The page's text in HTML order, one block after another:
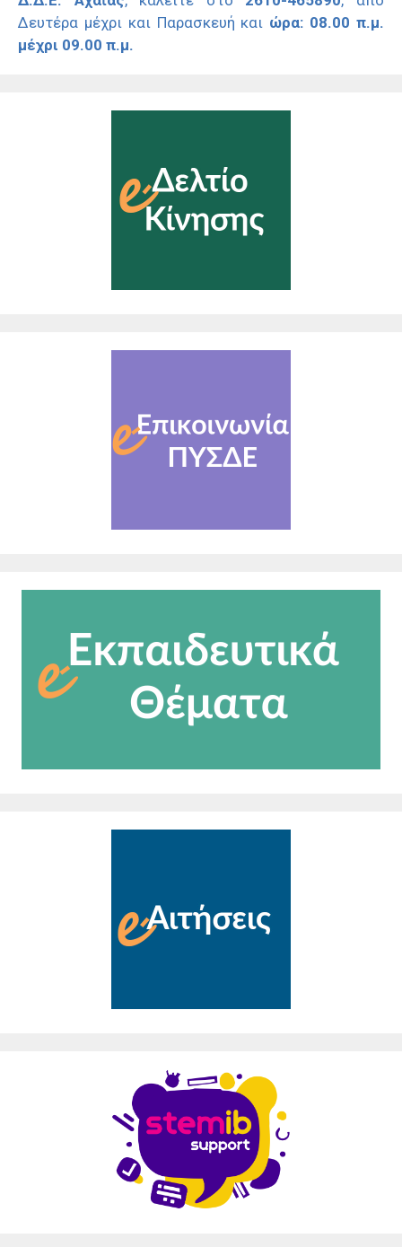
Δευτέρα μέχρι και Παρασκευή και ώρα: 08.00 π.μ.
μέχρι 09.00 π.μ.